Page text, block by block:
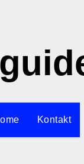
Kontakt